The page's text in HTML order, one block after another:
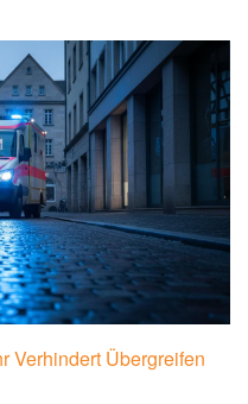
Verhindert Übergreifen